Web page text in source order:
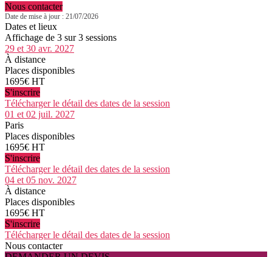
Nous contacter
Date de mise à jour : 21/07/2026
Dates et lieux
Affichage de 3 sur 3 sessions
29 et 30 avr. 2027
À distance
Places disponibles
1695€ HT
S'inscrire
Télécharger le détail des dates de la session
01 et 02 juil. 2027
Paris
Places disponibles
1695€ HT
S'inscrire
Télécharger le détail des dates de la session
04 et 05 nov. 2027
À distance
Places disponibles
1695€ HT
S'inscrire
Télécharger le détail des dates de la session
Nous contacter